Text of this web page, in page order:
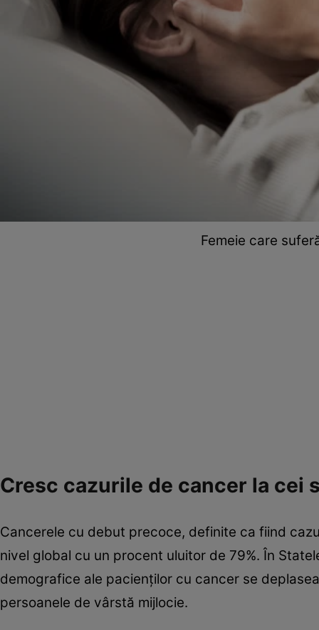
Femeie care
Cresc cazurile de cancer la cei
Cancerele cu debut precoce, definite ca fiind
nivel global cu un procent uluitor de 79%. În
demografice ale pacienţilor cu cancer se
persoanele de vârstă mijlocie.